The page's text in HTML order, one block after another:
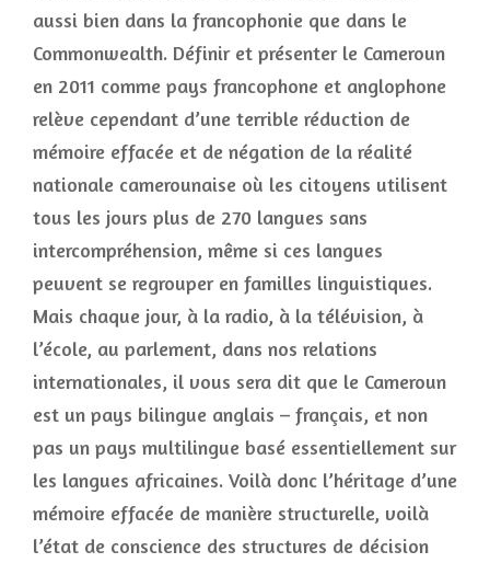
aussi bien dans la francophonie que dans le
Commonwealth. Définir et présenter le Cameroun
en 2011 comme pays francophone et anglophone
relève cependant d’une terrible réduction de
mémoire effacée et de négation de la réalité
nationale camerounaise où les citoyens utilisent
tous les jours plus de 270 langues sans
intercompréhension, même si ces langues
peuvent se regrouper en familles linguistiques.
Mais chaque jour, à la radio, à la télévision, à
l’école, au parlement, dans nos relations
internationales, il vous sera dit que le Cameroun
est un pays bilingue anglais – français, et non
pas un pays multilingue basé essentiellement sur
les langues africaines. Voilà donc l’héritage d’une
mémoire effacée de manière structurelle, voilà
l’état de conscience des structures de décision